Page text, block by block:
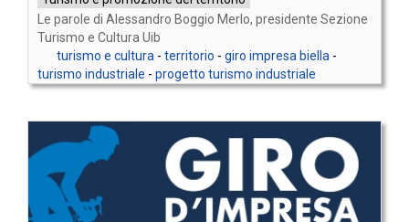
Le parole di Alessandro Boggio Merlo, presidente Sezione
Turismo e Cultura Uib
turismo e cultura - territorio - giro impresa biella -
turismo industriale - progetto turismo industriale